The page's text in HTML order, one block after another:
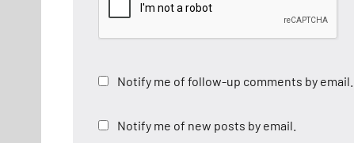
Notify me of follow-up comments by email.
Notify me of new posts by email.